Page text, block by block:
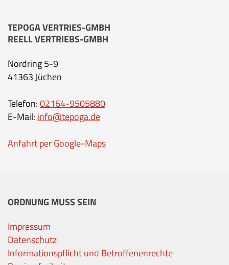
TEPOGA VERTRIES-GMBH
REELL VERTRIEBS-GMBH
Nordring 5-9
41363 Jüchen
Telefon:02164-9505880
E-Mail: info@tepoga.de
Anfahrt per Google-Maps
ORDNUNG MUSS SEIN
Impressum
Datenschutz
Informationspflicht und Betroffenenrechte